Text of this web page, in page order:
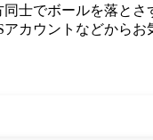
でボールを落とさ
カウントなどからお